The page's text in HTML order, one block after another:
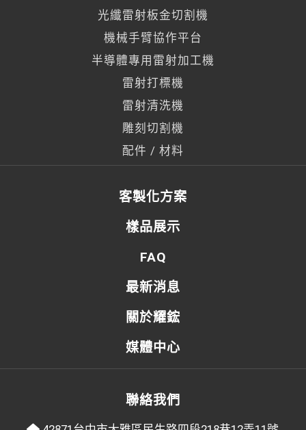
光纖雷射板金切割機
機械手臂協作平台
半導體專用雷射加工機
雷射打標機
雷射清洗機
雕刻切割機
配件 / 材料
客製化方案
樣品展示
FAQ
最新消息
關於耀鋐
媒體中心
聯絡我們